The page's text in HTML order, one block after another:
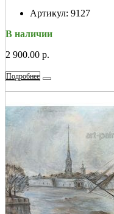
Артикул: 9127
В наличии
2 900.00 р.
Подробнее